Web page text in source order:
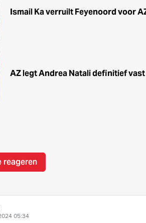
Ismail Ka verruilt Feyenoord voor
AZ legt Andrea Natali definitief vast
reageren
05:34